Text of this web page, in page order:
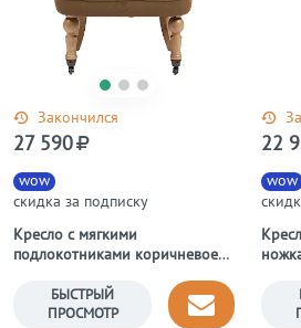
Закончился
Кресло с мягкими
подлокотниками коричневое
wow
скидка за подписку
27 590
БЫСТРЫЙ
ПРОСМОТР
wow
22